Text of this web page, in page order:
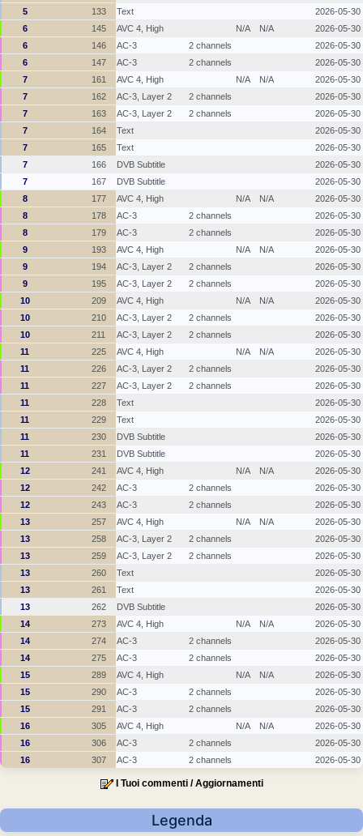
5 133 Text
2026-05-30
6
145 AVC 4, High N/A N/A
2026-05-30
6
146 AC-3 2 channels
2026-05-30
6
147 AC-3 2 channels
2026-05-30
7
161 AVC 4, High N/A N/A
2026-05-30
7
162 AC-3, Layer 2 2 channels
2026-05-30
7
163 AC-3, Layer 2 2 channels
2026-05-30
7
164 Text
2026-05-30
7
165 Text
2026-05-30
7
166 DVB Subtitle
2026-05-30
7
167 DVB Subtitle
2026-05-30
8
177 AVC 4, High N/A N/A
2026-05-30
8
178 AC-3 2 channels
2026-05-30
8
179 AC-3 2 channels
2026-05-30
9
193 AVC 4, High N/A N/A
2026-05-30
9
194 AC-3, Layer 2 2 channels
2026-05-30
9
195 AC-3, Layer 2 2 channels
2026-05-30
10
209 AVC 4, High N/A N/A
2026-05-30
10
210 AC-3, Layer 2 2 channels
2026-05-30
10
211 AC-3, Layer 2 2 channels
2026-05-30
11
225 AVC 4, High N/A N/A
2026-05-30
11
226 AC-3, Layer 2 2 channels
2026-05-30
11
227 AC-3, Layer 2 2 channels
2026-05-30
11
228 Text
2026-05-30
11
229 Text
2026-05-30
11
230 DVB Subtitle
2026-05-30
11
231 DVB Subtitle
2026-05-30
12
241 AVC 4, High N/A N/A
2026-05-30
12
242 AC-3 2 channels
2026-05-30
12
243 AC-3 2 channels
2026-05-30
13
257 AVC 4, High N/A N/A
2026-05-30
13
258 AC-3, Layer 2 2 channels
2026-05-30
13
259 AC-3, Layer 2 2 channels
2026-05-30
13
260 Text
2026-05-30
13
261 Text
2026-05-30
13
262 DVB Subtitle
2026-05-30
14
273 AVC 4, High N/A N/A
2026-05-30
14
274 AC-3 2 channels
2026-05-30
14
275 AC-3 2 channels
2026-05-30
15
289 AVC 4, High N/A N/A
2026-05-30
15
290 AC-3 2 channels
2026-05-30
15
291 AC-3 2 channels
2026-05-30
16
305 AVC 4, High N/A N/A
2026-05-30
16
306 AC-3 2 channels
2026-05-30
16
307 AC-3 2 channels 2026-05-30
I Tuoi commenti / Aggiornamenti
Legenda